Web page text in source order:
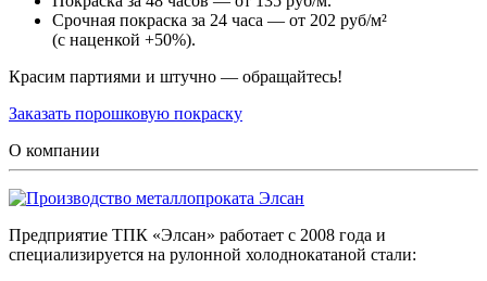
Срочная покраска за 24 часа — от 202 руб/м²
(с наценкой +50%).
Красим партиями и штучно — обращайтесь!
Заказать порошковую покраску
О компании
Предприятие ТПК «Элсан» работает с 2008 года и
специализируется на рулонной холоднокатаной стали: